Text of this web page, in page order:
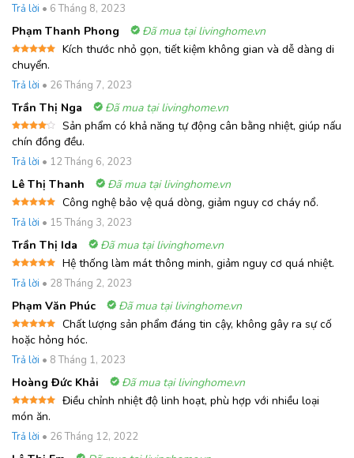
Trả lời • 6 Tháng 8, 2023
Phạm Thanh Phong Đã mua tại livinghome.vn
Được xếp
hạng55
Kích thước nhỏ gọn, tiết kiệm không gian và dễ dàng di
chuyển.
Trả lời • 26 Tháng 7, 2023
Trần Thị Nga Đã mua tại livinghome.vn
Được
xếp
5 sao
Sản phẩm có khả năng tự động cân bằng nhiệt, giúp nấu
chín đồng đều.
Trả lời • 12 Tháng 6, 2023
Lê Thị Thanh Đã mua tại livinghome.vn
hạng5 5
Công nghệ bảo vệ quá dòng, giảm nguy cơ cháy nổ.
Trả lời • 15 Tháng 3, 2023
Trần Thị Ida Đã mua tại livinghome.vn
hạng5 5
Hệ thống làm mát thông minh, giảm nguy cơ quá nhiệt.
Trả lời • 28 Tháng 2, 2023
Phạm Văn Phúc Đã mua tại livinghome.vn
Được xếp
hạng55
Chất lượng sản phẩm đáng tin cậy, không gây ra sự cố
hoặc hỏng hóc.
Trả lời • 8 Tháng 1, 2023
Hoàng Đức Khải Đã mua tại livinghome.vn
Được xếp
hạng 55
Điều chỉnh nhiệt độ linh hoạt, phù hợp với nhiều loại
món ăn.
Trả lời • 26 Tháng 12, 2022